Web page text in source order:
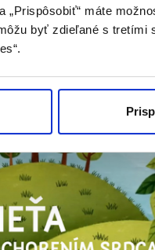
„Prispôsobiť“ máte
byť zdieľané s tretími
srdca